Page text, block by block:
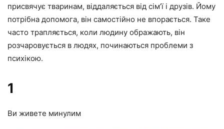
присвячує тваринам, віддаляється від сім’ї і друзів. Йому
потрібна допомога, він самостійно не впорається. Таке
часто трапляється, коли людину ображають, він
розчаровується в людях, починаються проблеми з
психікою.
1
Ви живете минулим